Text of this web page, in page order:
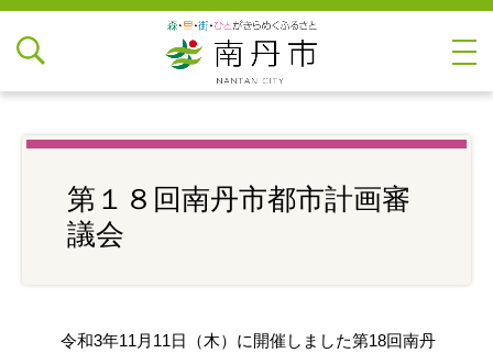
第１８回南丹市都市計画審
議会
令和3年11月11日（木）に開催しました第18回南丹